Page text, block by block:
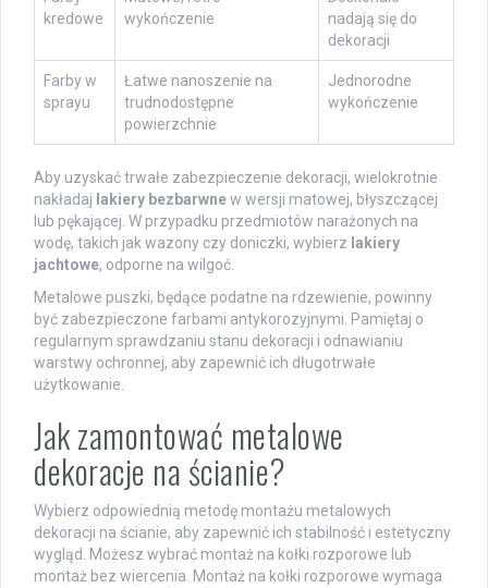
kredowe
wykończenie
nadają się do
dekoracji
Farby w
sprayu
Łatwe nanoszenie na
trudnodostępne
powierzchnie
Jednorodne
wykończenie
Aby uzyskać trwałe zabezpieczenie dekoracji, wielokrotnie
nakładaj lakiery bezbarwnew wersji matowej, błyszczącej
lub pękającej. W przypadku przedmiotów narażonych na
wodę, takich jak wazony czy doniczki, wybierz lakiery
jachtowe, odporne na wilgoć.
Metalowe puszki, będące podatne na rdzewienie, powinny
być zabezpieczone farbami antykorozyjnymi. Pamiętaj o
regularnym sprawdzaniu stanu dekoracji i odnawianiu
warstwy ochronnej, aby zapewnić ich długotrwałe
użytkowanie.
Jak zamontować metalowe
dekoracje na ścianie?
Wybierz odpowiednią metodę montażu metalowych
dekoracji na ścianie, aby zapewnić ich stabilność i estetyczny
wygląd. Możesz wybrać montaż na kołki rozporowe lub
montaż bez wiercenia. Montaż na kołki rozporowe wymaga